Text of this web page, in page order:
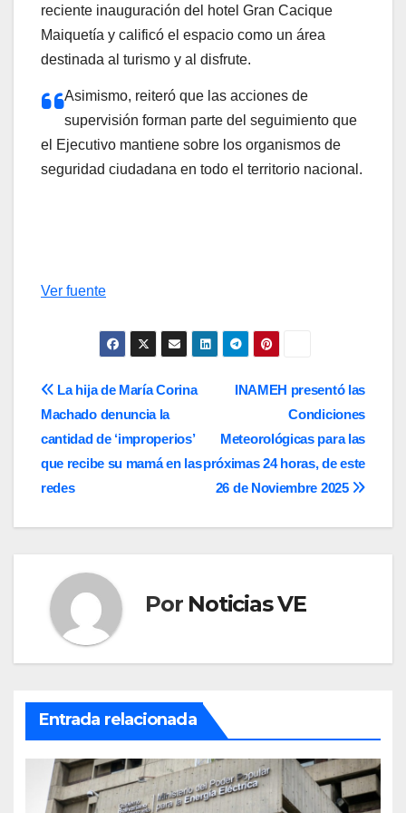
reciente inauguración del hotel Gran Cacique
Maiquetía y calificó el espacio como un área
destinada al turismo y al disfrute.
Asimismo, reiteró que las acciones de
supervisión forman parte del seguimiento que
el Ejecutivo mantiene sobre los organismos de
seguridad ciudadana en todo el territorio nacional.
Ver fuente
Navegación
de
entradas
INAMEH presentó las
Condiciones
Meteorológicas para las
próximas 24 horas, de este
26 de Noviembre 2025
La hija de María Corina
Machado denuncia la
cantidad de ‘improperios’
que recibe su mamá en las
redes
Por Noticias VE
Entrada relacionada